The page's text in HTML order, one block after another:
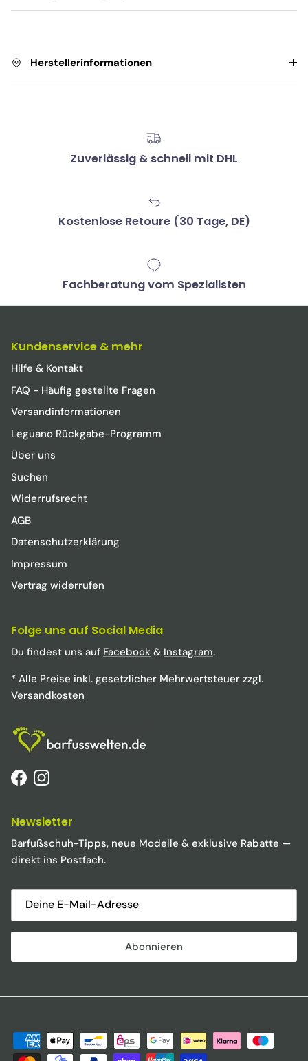
Herstellerinformationen
Zuverlässig & schnell mit DHL
Kostenlose Retoure (30 Tage, DE)
Fachberatung vom Spezialisten
Kundenservice & mehr
Hilfe & Kontakt
FAQ - Häufig gestellte Fragen
Versandinformationen
Leguano Rückgabe-Programm
Über uns
Suchen
Widerrufsrecht
AGB
Datenschutzerklärung
Impressum
Vertrag widerrufen
Folge uns auf Social Media
Du findest uns auf Facebook & Instagram.
* Alle Preise inkl. gesetzlicher Mehrwertsteuer zzgl.
Versandkosten
FacebookInstagram
Newsletter
Barfußschuh-Tipps, neue Modelle & exklusive Rabatte —
direkt ins Postfach.
Abonnieren